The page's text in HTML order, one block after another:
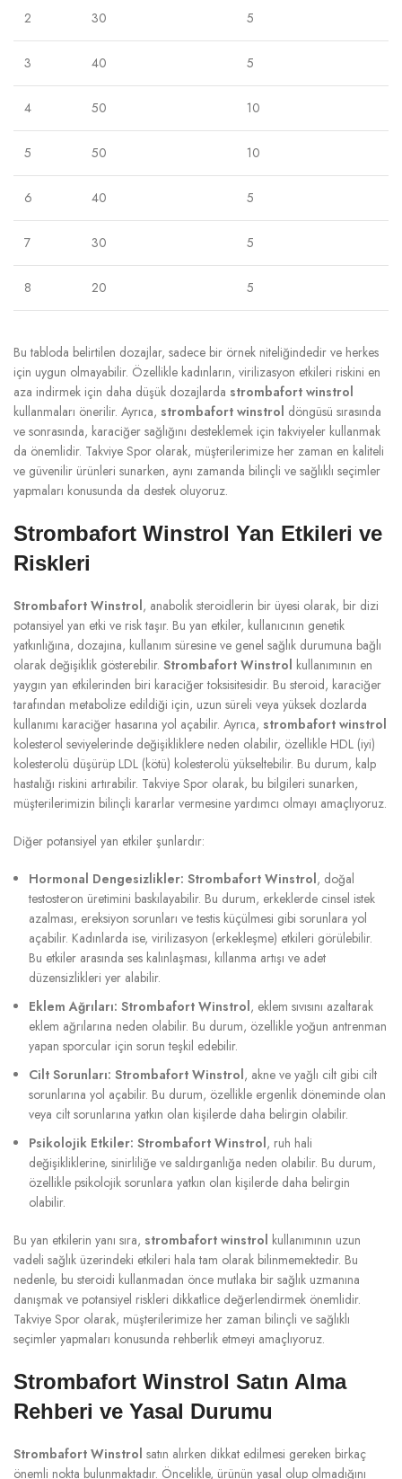
2 30 5
3 40 5
4 50 10
5 50 10
6 40 5
7 30 5
8 20 5
Bu tabloda belirtilen dozajlar, sadece bir örnek niteliğindedir ve herkes
için uygun olmayabilir. Özellikle kadınların, virilizasyon etkileri riskini en
aza indirmek için daha düşük dozajlarda strombafort winstrol
kullanmaları önerilir. Ayrıca, strombafort winstrol döngüsü sırasında
ve sonrasında, karaciğer sağlığını desteklemek için takviyeler kullanmak
da önemlidir. Takviye Spor olarak, müşterilerimize her zaman en kaliteli
ve güvenilir ürünleri sunarken, aynı zamanda bilinçli ve sağlıklı seçimler
yapmaları konusunda da destek oluyoruz.
Strombafort Winstrol Yan Etkileri ve
Riskleri
Strombafort Winstrol, anabolik steroidlerin bir üyesi olarak, bir dizi
potansiyel yan etki ve risk taşır. Bu yan etkiler, kullanıcının genetik
yatkınlığına, dozajına, kullanım süresine ve genel sağlık durumuna bağlı
olarak değişiklik gösterebilir. Strombafort Winstrol kullanımının en
yaygın yan etkilerinden biri karaciğer toksisitesidir. Bu steroid, karaciğer
tarafından metabolize edildiği için, uzun süreli veya yüksek dozlarda
kullanımı karaciğer hasarına yol açabilir. Ayrıca, strombafort winstrol
kolesterol seviyelerinde değişikliklere neden olabilir, özellikle HDL (iyi)
kolesterolü düşürüp LDL (kötü) kolesterolü yükseltebilir. Bu durum, kalp
hastalığı riskini artırabilir. Takviye Spor olarak, bu bilgileri sunarken,
müşterilerimizin bilinçli kararlar vermesine yardımcı olmayı amaçlıyoruz.
Diğer potansiyel yan etkiler şunlardır:
Hormonal Dengesizlikler: Strombafort Winstrol, doğal
testosteron üretimini baskılayabilir. Bu durum, erkeklerde cinsel istek
azalması, ereksiyon sorunları ve testis küçülmesi gibi sorunlara yol
açabilir. Kadınlarda ise, virilizasyon (erkekleşme) etkileri görülebilir.
Bu etkiler arasında ses kalınlaşması, kıllanma artışı ve adet
düzensizlikleri yer alabilir.
Eklem Ağrıları: Strombafort Winstrol, eklem sıvısını azaltarak
eklem ağrılarına neden olabilir. Bu durum, özellikle yoğun antrenman
yapan sporcular için sorun teşkil edebilir.
Cilt Sorunları: Strombafort Winstrol, akne ve yağlı cilt gibi cilt
sorunlarına yol açabilir. Bu durum, özellikle ergenlik döneminde olan
veya cilt sorunlarına yatkın olan kişilerde daha belirgin olabilir.
Psikolojik Etkiler: Strombafort Winstrol, ruh hali
değişikliklerine, sinirliliğe ve saldırganlığa neden olabilir. Bu durum,
özellikle psikolojik sorunlara yatkın olan kişilerde daha belirgin
olabilir.
Bu yan etkilerin yanı sıra, strombafort winstrol kullanımının uzun
vadeli sağlık üzerindeki etkileri hala tam olarak bilinmemektedir. Bu
nedenle, bu steroidi kullanmadan önce mutlaka bir sağlık uzmanına
danışmak ve potansiyel riskleri dikkatlice değerlendirmek önemlidir.
Takviye Spor olarak, müşterilerimize her zaman bilinçli ve sağlıklı
seçimler yapmaları konusunda rehberlik etmeyi amaçlıyoruz.
Strombafort Winstrol Satın Alma
Rehberi ve Yasal Durumu
Strombafort Winstrol satın alırken dikkat edilmesi gereken birkaç
önemli nokta bulunmaktadır. Öncelikle, ürünün yasal olup olmadığını